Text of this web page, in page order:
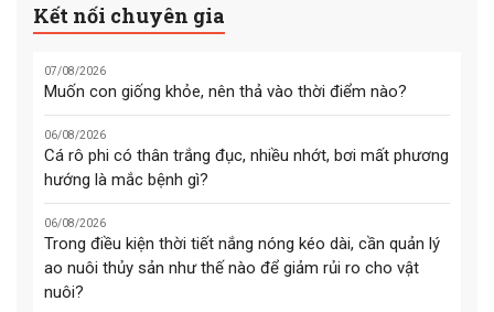
Kết nối chuyên gia
07/08/2026
Muốn con giống khỏe, nên thả vào thời điểm nào?
06/08/2026
Cá rô phi có thân trắng đục, nhiều nhớt, bơi mất phương
hướng là mắc bệnh gì?
06/08/2026
Trong điều kiện thời tiết nắng nóng kéo dài, cần quản lý
ao nuôi thủy sản như thế nào để giảm rủi ro cho vật
nuôi?